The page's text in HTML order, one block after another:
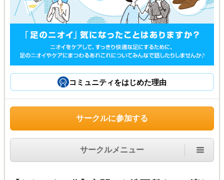
コミュニティをはじめた理由
サークルに参加する
サークルメニュー